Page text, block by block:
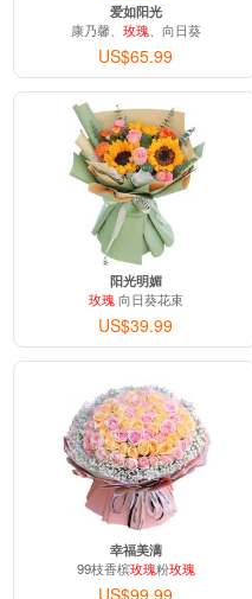
爱如阳光
康乃馨、 玫瑰 、向日葵
US$65.99
阳光明媚
玫瑰 向日葵花束
US$39.99
幸福美满
99枝香槟玫瑰粉玫瑰
US$99.99